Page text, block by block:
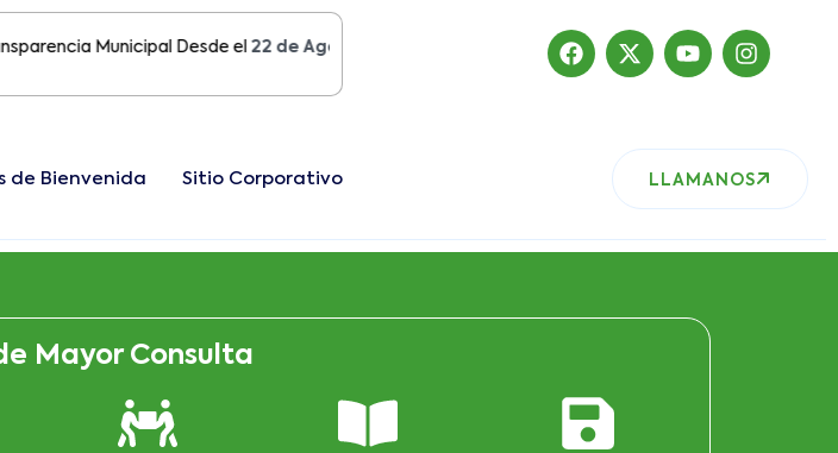
Municipal Desde el22 de Agosto del 2019 , nuestro sitio ha migrado
de Bienvenida Sitio Corporativo LLAMANOS
Mayor Consulta